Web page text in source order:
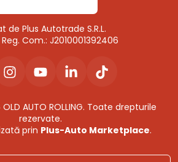
de Plus Autotrade S.R.L.
Com.: J2010001392406
AUTO ROLLING. Toate drepturile
rezervate.
prin Plus-Auto Marketplace.